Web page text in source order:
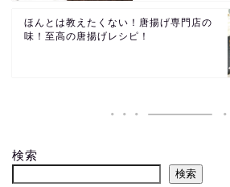
ほんとは教えたくない！唐揚げ専門店の
味！至高の唐揚げレシピ！
検索
検索